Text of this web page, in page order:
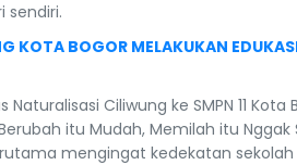
sendiri.
BOGOR MELAKUKAN
Ciliwung ke SMPN 11
itu Mudah, Memilah itu Nggak
mengingat kedekatan sekolah